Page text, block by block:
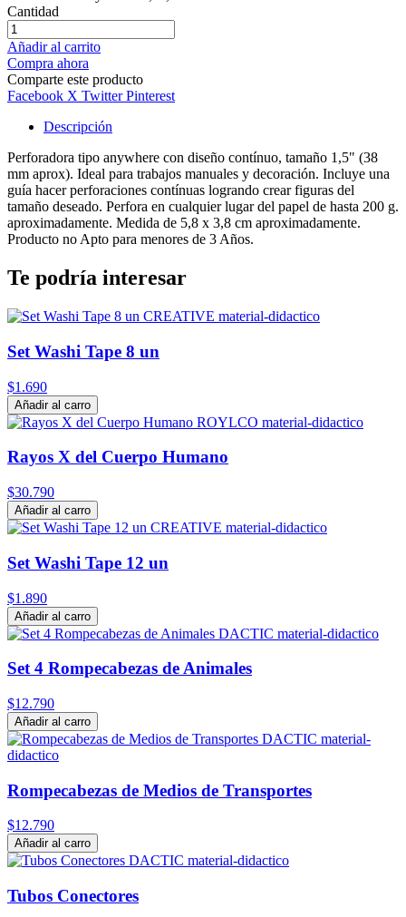
Cantidad
Añadir al carrito
Compra ahora
Comparte este producto
Facebook X Twitter Pinterest
Descripción
Perforadora tipo anywhere con diseño contínuo, tamaño 1,5" (38
mm aprox). Ideal para trabajos manuales y decoración. Incluye una
guía hacer perforaciones contínuas logrando crear figuras del
tamaño deseado. Perfora en cualquier lugar del papel de hasta 200 g.
aproximadamente. Medida de 5,8 x 3,8 cm aproximadamente.
Producto no Apto para menores de 3 Años.
Te podría interesar
Set Washi Tape 8 un
$1.690
Añadir al carro
Rayos X del Cuerpo Humano
$30.790
Añadir al carro
Set Washi Tape 12 un
$1.890
Añadir al carro
Set 4 Rompecabezas de Animales
$12.790
Añadir al carro
Rompecabezas de Medios de Transportes
$12.790
Añadir al carro
Tubos Conectores